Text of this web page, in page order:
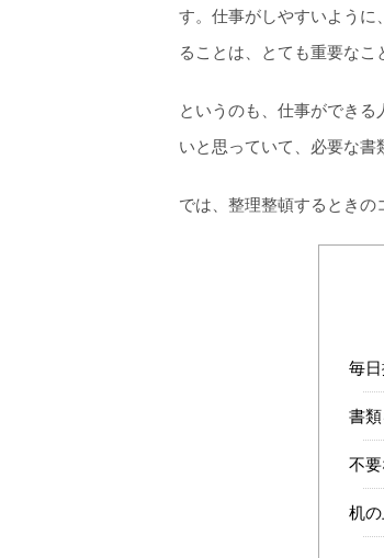
す。仕事がしやすいように
ることは、とても重要なこ
というのも、仕事ができ
いと思っていて、必要な書
では、整理整頓するときの
毎
書
不
机